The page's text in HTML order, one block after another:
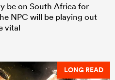
be on South Africa for
NPC will be playing out
vital
LONG READ